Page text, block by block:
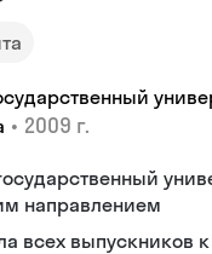
• 2009 г.
направлением
всех выпускников к